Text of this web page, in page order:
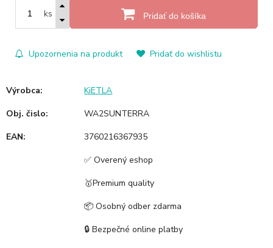
ks Pridať do košíka
Upozornenia na produkt Pridať do wishlistu
Výrobca:
KiETLA
Obj. čislo:
WA2SUNTERRA
EAN:
3760216367935
✅ Overený eshop
🥇Premium quality
📦 Osobný odber zdarma
🔒 Bezpečné online platby